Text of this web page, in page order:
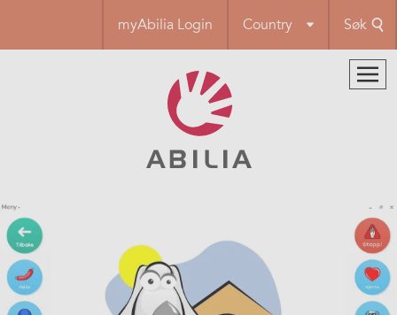
hovedinnhold
myAbilia Login Country Søk